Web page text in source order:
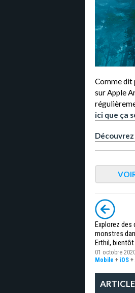
Comme dit
sur Apple
ici que ça
Découvrez
Explorez
monstres
Erthil,
01 octobre
Mobile + iOS +